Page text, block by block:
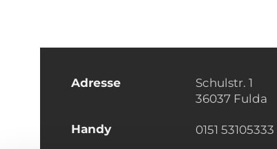
Adresse
Handy
Schulstr. 1
36037 Fulda
0151 53105333